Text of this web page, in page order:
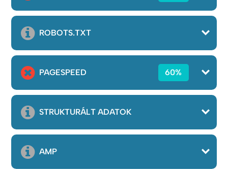
ROBOTS.TXT
PAGESPEED 60%
STRUKTURÁLT ADATOK
AMP